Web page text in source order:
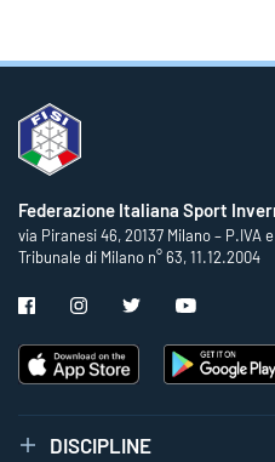
Federazione Italiana Sport
via Piranesi 46, 20137 Milano – P.IVA
Tribunale di Milano n° 63, 11.12.2004
DISCIPLINE